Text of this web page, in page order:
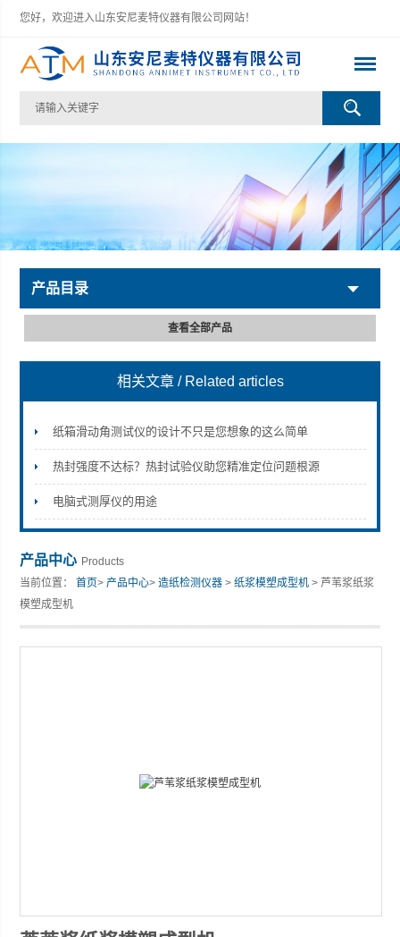
您好，欢迎进入山东安尼麦特仪器有限公司网站！
山东安尼麦特仪器有限公司
产品目录
查看全部产品
相关文章 / Related articles
纸箱滑动角测试仪的设计不只是您想象的这么简单
热封强度不达标？热封试验仪助您精准定位问题根源
电脑式测厚仪的用途
产品中心 Products
当前位置：首页>产品中心>造纸检测仪器 >纸浆模塑成型机 > 芦苇浆纸浆
模塑成型机